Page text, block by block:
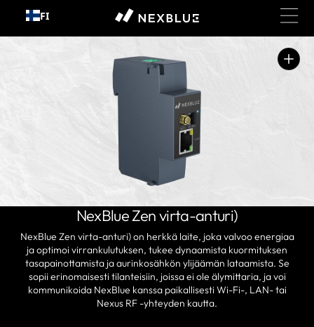
Siirry
sisältöön
FI
media
galleriatilassa
NexBlue Zen virta-anturi)
NexBlue Zen virta-anturi) on herkkä laite, joka valvoo energiaa
ja optimoi virrankulutuksen, tukee dynaamista kuormituksen
tasapainottamista ja aurinkosähkön ylijäämän lataamista. Se
sopii erinomaisesti tilanteisiin, joissa ei ole älymittaria, ja voi
kommunikoida NexBlue kanssa paikallisesti Wi-Fi-, LAN- tai
Nexus RF -yhteyden kautta.